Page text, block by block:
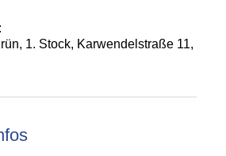
1. Stock, Karwendelstraße 11,